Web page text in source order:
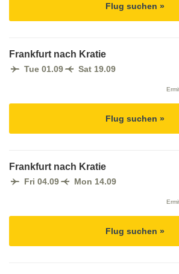
Flug suchen »
Frankfurt nach Kratie
Tue 01.09 Sat 19.09
Flug suchen »
Frankfurt nach Kratie
Fri 04.09 Mon 14.09
Flug suchen »